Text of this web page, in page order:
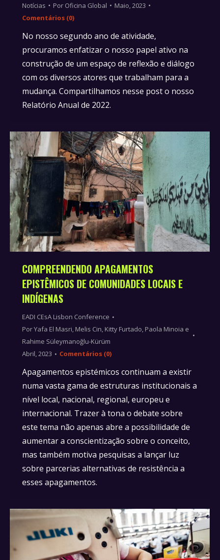
Notícias Por Oficina Global
Maio, 2023
Comentários (0)
No nosso segundo ano de atividade,
procuramos enfatizar o nosso papel ativo na
construção de um espaço de reflexão e diálogo
com os diversos atores que trabalham para a
mudança. Compartilhamos nesse post o nosso
Relatório Anual de 2022.
COMPREENDENDO APAGAMENTOS
EPISTÊMICOS DE COMUNIDADES LOCAIS E
INDÍGENAS
EADI CEsA Lisbon Conference
PorYafa El Masri, Melis Cin, Kitty Furtado, Paola Minoia e
Rahime Süleymanoğlu-Kürüm
Abril, 2023
Comentários (0)
Apagamentos epistémicos continuam a existir
numa vasta gama de estruturas institucionais a
nível local, nacional, regional, europeu e
internacional. Trazer à tona o debate sobre
este tema não apenas abre a possibilidade de
aumentar a conscientização sobre o conceito,
mas também motiva pesquisas a lançar luz
sobre parcerias alternativas de resistência a
esses apagamentos.